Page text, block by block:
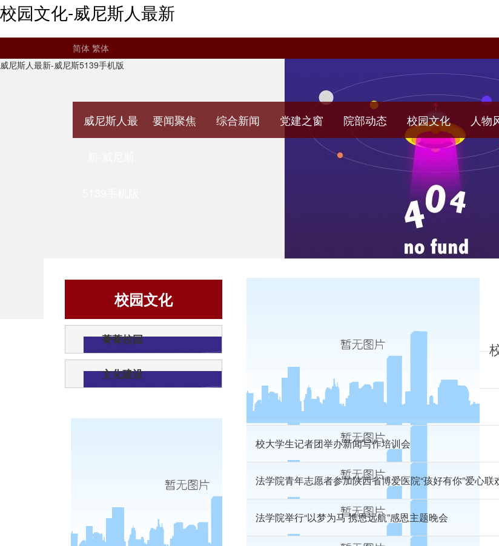
校园文化-威尼斯人最新
简体 繁体
威尼斯人最新-威尼斯5139手机版
威尼斯人最 要闻聚焦 综合新闻 党建之窗 院部动态 校园文化 人物
校园文化
菁菁校园
文化建设
法学院与公共管理学院举行辩论队交流赛
我校学生记者参加陕西校媒冬季交流会
信息学院开展宿舍卫生安全检查
校大学生记者团举办新闻写作培训会
法学院青年志愿者参加陕西省博爱医院“孩好有你”爱心联
法学院举行“以梦为马 携恩远航”感恩主题晚会